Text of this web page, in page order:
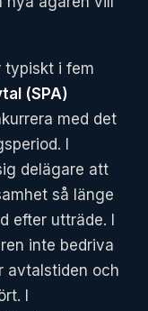
typiskt i fem
(SPA)
med det
I
delägare att
så länge
efter utträde. I
inte bedriva
avtalstiden och
I